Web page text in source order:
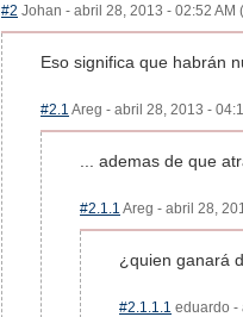
#2 Johan - abril 28, 2013 - 02:52 AM
Eso significa que habrán
#2.1 Areg - abril 28, 2013 -
... ademas de que
#2.1.1 Areg - abril 28,
¿quien ganará
#2.1.1.1 eduardo -